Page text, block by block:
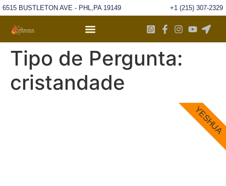
6515 BUSTLETON AVE - PHL,PA 19149 +1 (215) 307-2329
Tipo de Pergunta:
cristandade
YESHUA